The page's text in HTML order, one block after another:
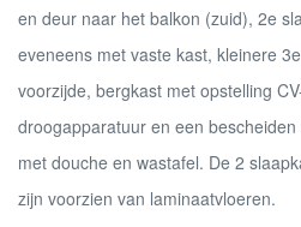
en deur naar het balkon (zuid), 2e
eveneens met vaste kast, kleinere
voorzijde, bergkast met opstelling
droogapparatuur en een
met douche en wastafel. De 2
zijn voorzien van laminaatvloeren.